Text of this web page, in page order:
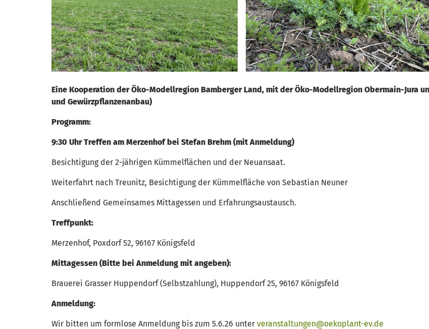
Eine Kooperation der Öko-Modellregion Bamberger Land, mit der Öko-Modellregion Obermain-Jura
und Gewürzpflanzenanbau)
Programm:
9:30 Uhr Treffen am Merzenhof bei Stefan Brehm (mit Anmeldung)
Besichtigung der 2-jährigen Kümmelflächen und der Neuansaat.
Weiterfahrt nach Treunitz, Besichtigung der Kümmelfläche von Sebastian Neuner
Anschließend Gemeinsames Mittagessen und Erfahrungsaustausch.
Treffpunkt:
Merzenhof, Poxdorf 52, 96167 Königsfeld
Mittagessen (Bitte bei Anmeldung mit angeben):
Brauerei Grasser Huppendorf (Selbstzahlung), Huppendorf 25, 96167 Königsfeld
Anmeldung:
Wir bitten um formlose Anmeldung bis zum 5.6.26 unter veranstaltungen@oekoplant-ev.de